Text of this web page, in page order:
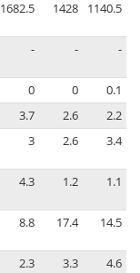
1682.5 1428 1140.5
- - -
0 0
0.1
3.7 2.6
2.2
3 2.6 3.4
4.3 1.2 1.1
8.8 17.4 14.5
2.3 3.3 4.6